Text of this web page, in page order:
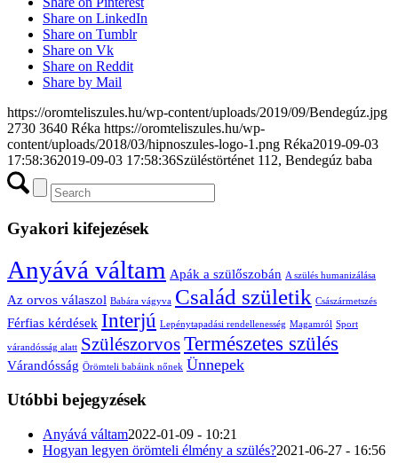
Share on LinkedIn
Share on Tumblr
Share on Vk
Share on Reddit
Share by Mail
https://oromteliszules.hu/wp-content/uploads/2019/09/Bendegúz.jpg
2730 3640 Réka https://oromteliszules.hu/wp-
content/uploads/2018/03/hipnoszules-logo-1.png Réka2019-09-03
17:58:362019-09-03 17:58:36Szüléstörténet 112, Bendegúz baba
Gyakori kifejezések
Anyává váltam Apák a szülőszobán A szülés humanizálása
Az orvos válaszol Babára vágyva Család születik Császármetszés
Férfias kérdések Interjú Lepénytapadási rendellenesség Magamról Sport
várandósság alatt SzülészorvosTermészetes szülés
Várandósság Örömteli babáink nőnek Ünnepek
Utóbbi bejegyzések
Anyává váltam2022-01-09 - 10:21
Hogyan legyen örömteli élmény a szülés?2021-06-27 - 16:56